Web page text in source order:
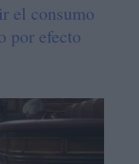
el consumo
por efecto